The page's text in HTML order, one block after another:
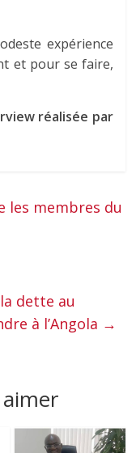
expérience
et pour se faire,
par
les membres du
dette au
à l’Angola →